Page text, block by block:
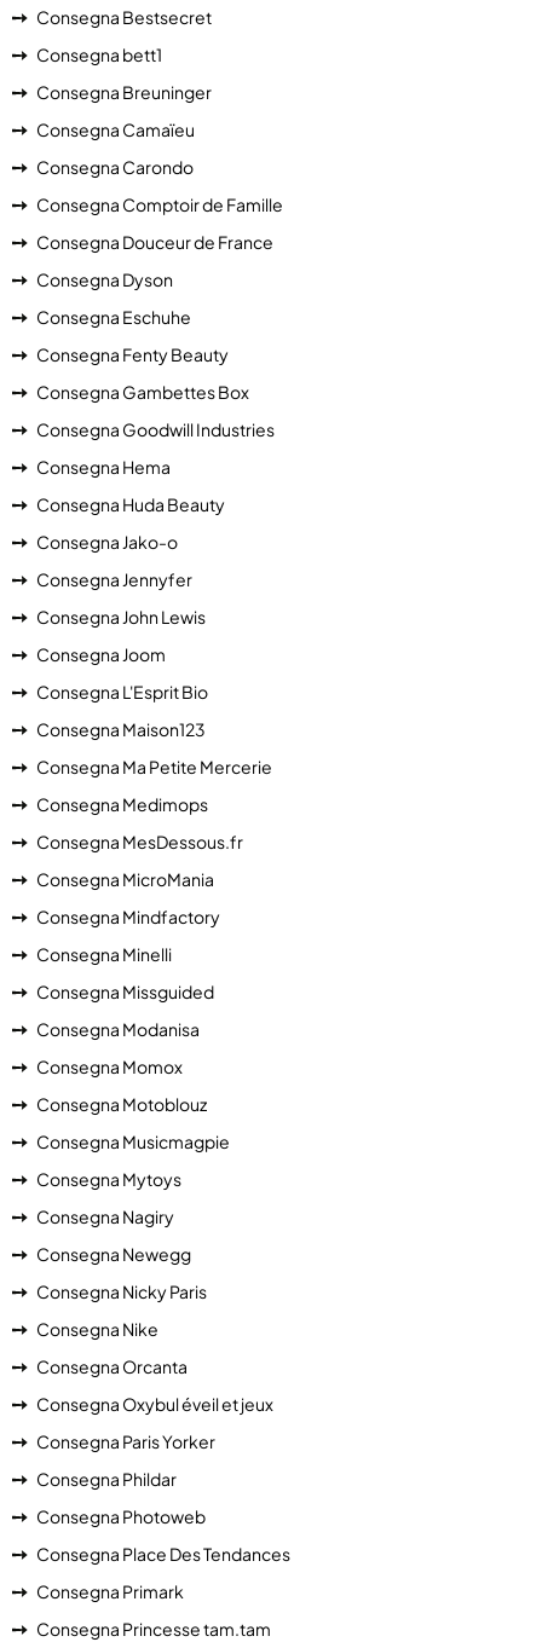
Consegna Bestsecret
Consegna bett1
Consegna Breuninger
Consegna Camaïeu
Consegna Carondo
Consegna Comptoir de Famille
Consegna Douceur de France
Consegna Dyson
Consegna Eschuhe
Consegna Fenty Beauty
Consegna Gambettes Box
Consegna Goodwill Industries
Consegna Hema
Consegna Huda Beauty
Consegna Jako-o
Consegna Jennyfer
Consegna John Lewis
Consegna Joom
Consegna L'Esprit Bio
Consegna Maison123
Consegna Ma Petite Mercerie
Consegna Medimops
Consegna MesDessous.fr
Consegna MicroMania
Consegna Mindfactory
Consegna Minelli
Consegna Missguided
Consegna Modanisa
Consegna Momox
Consegna Motoblouz
Consegna Musicmagpie
Consegna Mytoys
Consegna Nagiry
Consegna Newegg
Consegna Nicky Paris
Consegna Nike
Consegna Orcanta
Consegna Oxybul éveil et jeux
Consegna Paris Yorker
Consegna Phildar
Consegna Photoweb
Consegna Place Des Tendances
Consegna Primark
Consegna Princesse tam.tam